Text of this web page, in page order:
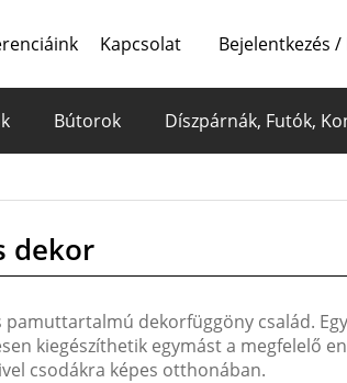
Kapcsolat Bejelentkezés
Bútorok Díszpárnák, Futók,
dekor
pamuttartalmú dekorfüggöny család.
kiegészíthetik egymást a megfelelő
csodákra képes otthonában.